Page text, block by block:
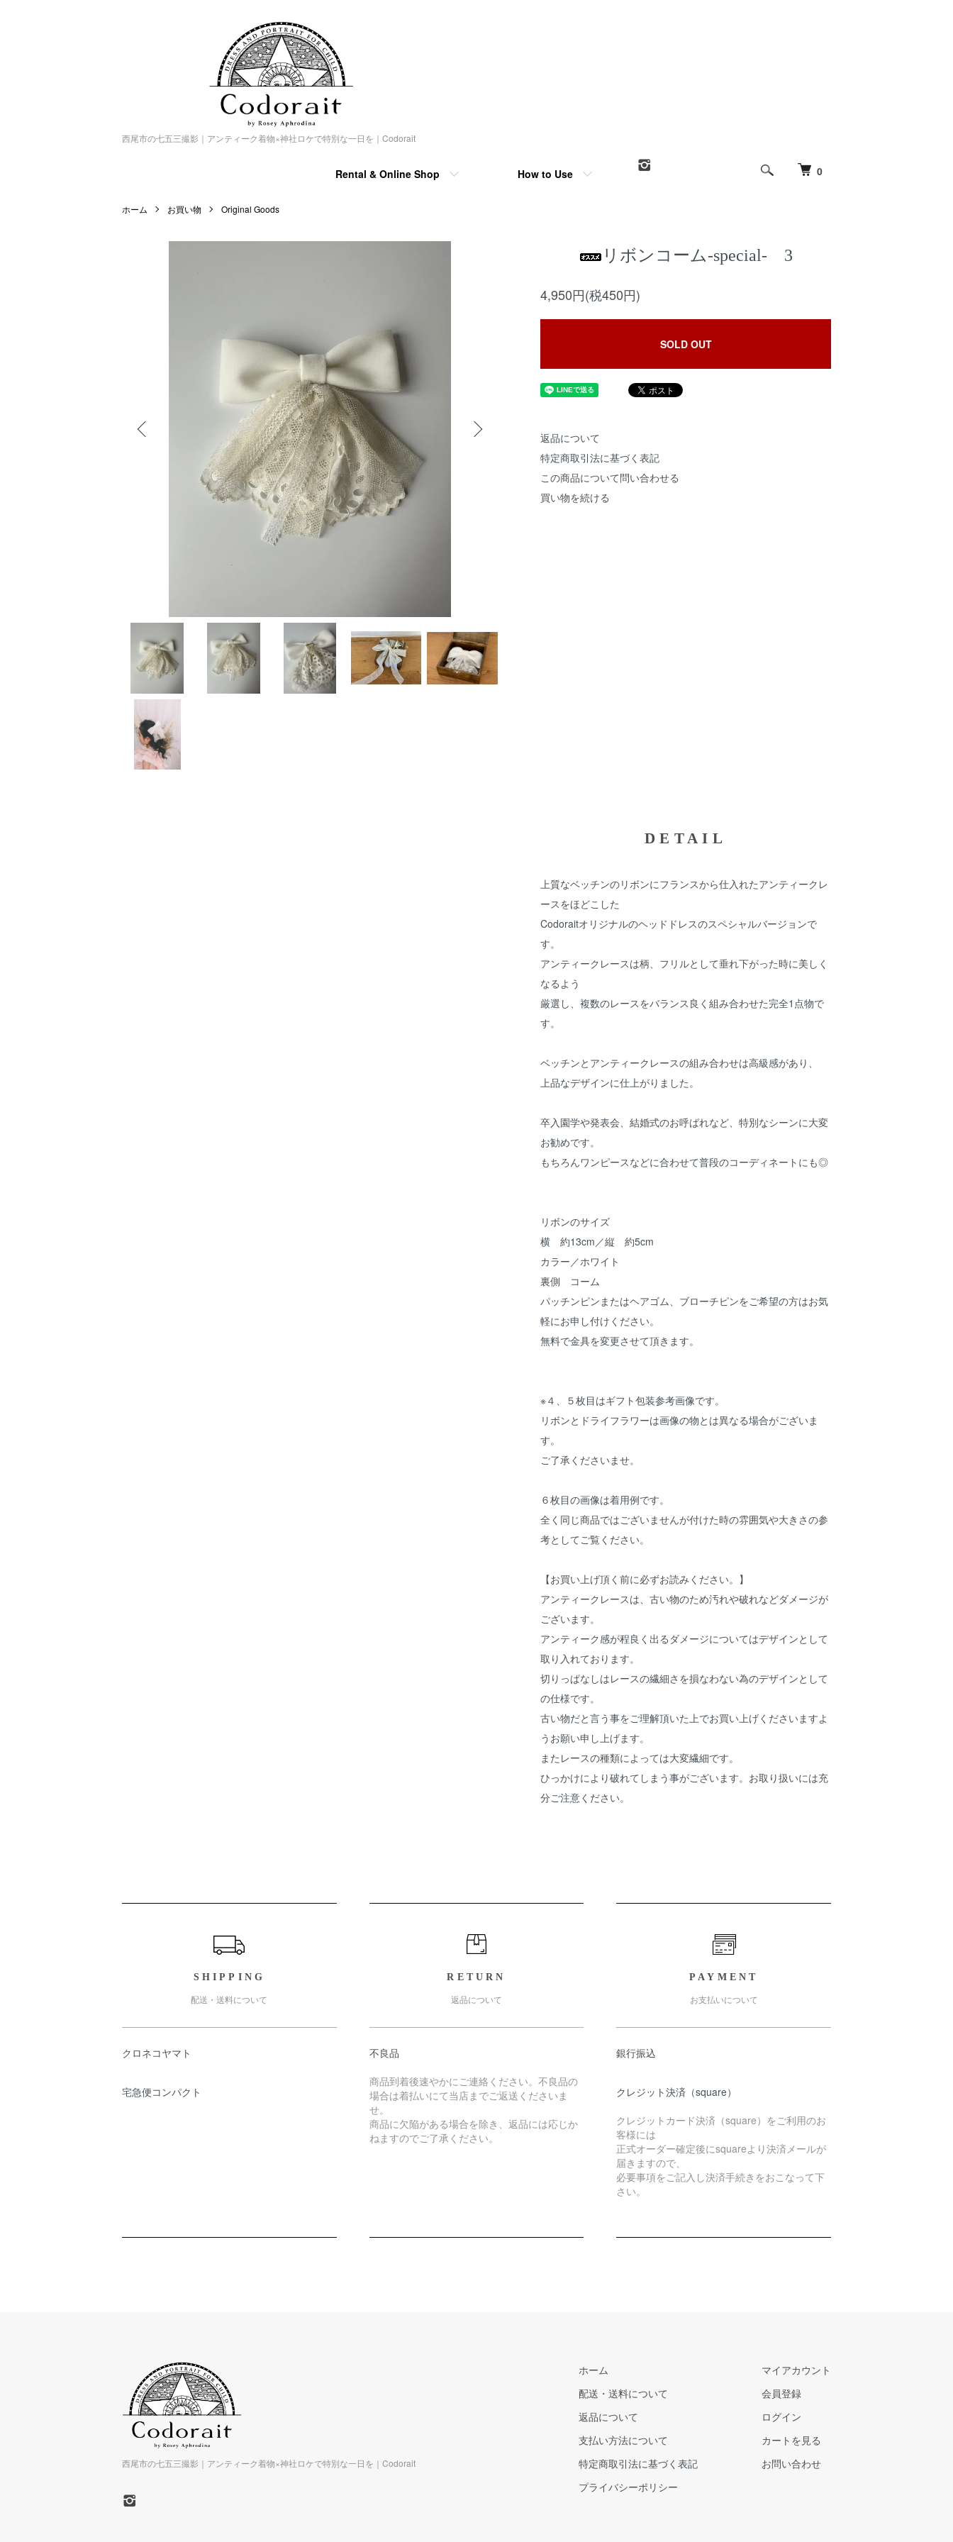
西尾市の七五三撮影｜アンティーク着物×神社ロケで特別な一日を｜Codorait
0
Rental & Online Shop How to Use
ホーム お買い物 Original Goods
リボンコーム-special- 3
4,950円(税450円)
SOLD OUT
返品について
特定商取引法に基づく表記
この商品について問い合わせる
買い物を続ける
DETAIL
上質なベッチンのリボンにフランスから仕入れたアンティークレ
ースをほどこした
Codoraitオリジナルのヘッドドレスのスペシャルバージョンで
す。
アンティークレースは柄、フリルとして垂れ下がった時に美しく
なるよう
厳選し、複数のレースをバランス良く組み合わせた完全1点物で
す。
ベッチンとアンティークレースの組み合わせは高級感があり、
上品なデザインに仕上がりました。
卒入園学や発表会、結婚式のお呼ばれなど、特別なシーンに大変
お勧めです。
もちろんワンピースなどに合わせて普段のコーディネートにも◎
リボンのサイズ
横 約13cm／縦 約5cm
カラー／ホワイト
裏側 コーム
パッチンピンまたはヘアゴム、ブローチピンをご希望の方はお気
軽にお申し付けください。
無料で金具を変更させて頂きます。
※４、５枚目はギフト包装参考画像です。
リボンとドライフラワーは画像の物とは異なる場合がございま
す。
ご了承くださいませ。
６枚目の画像は着用例です。
全く同じ商品ではございませんが付けた時の雰囲気や大きさの参
考としてご覧ください。
【お買い上げ頂く前に必ずお読みください。】
アンティークレースは、古い物のため汚れや破れなどダメージが
ございます。
アンティーク感が程良く出るダメージについてはデザインとして
取り入れております。
切りっぱなしはレースの繊細さを損なわない為のデザインとして
の仕様です。
古い物だと言う事をご理解頂いた上でお買い上げくださいますよ
うお願い申し上げます。
またレースの種類によっては大変繊細です。
ひっかけにより破れてしまう事がございます。お取り扱いには充
分ご注意ください。
SHIPPING
配送・送料について
クロネコヤマト
宅急便コンパクト
RETURN
返品について
不良品
商品到着後速やかにご連絡ください。不良品の
場合は着払いにて当店までご返送くださいま
せ。
商品に欠陥がある場合を除き、返品には応じか
ねますのでご了承ください。
PAYMENT
お支払いについて
銀行振込
クレジット決済（square）
クレジットカード決済（square）をご利用のお
客様には
正式オーダー確定後にsquareより決済メールが
届きますので、
必要事項をご記入し決済手続きをおこなって下
さい。
西尾市の七五三撮影｜アンティーク着物×神社ロケで特別な一日を｜Codorait
ホーム
配送・送料について
返品について
支払い方法について
特定商取引法に基づく表記
プライバシーポリシー
マイアカウント
会員登録
ログイン
カートを見る
お問い合わせ